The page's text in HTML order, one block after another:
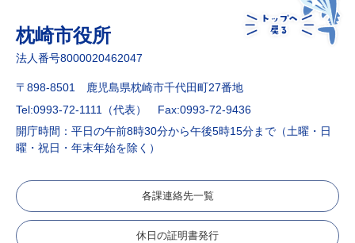
枕崎市役所
法人番号8000020462047
〒898-8501 鹿児島県枕崎市千代田町27番地
Tel:0993-72-1111（代表）
Fax:0993-72-9436
開庁時間：平日の午前8時30分から午後5時15分まで（土曜・日
曜・祝日・年末年始を除く）
各課連絡先一覧
休日の証明書発行